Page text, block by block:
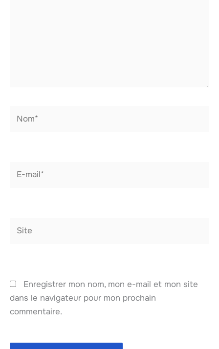
Enregistrer mon nom, mon e-mail et mon site
dans le navigateur pour mon prochain
commentaire.